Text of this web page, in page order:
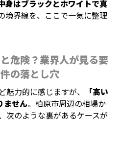
身はブラックとホワイトで真
境界線を、ここで一気に整理
危険？業界人が見る要
の落とし穴
魅力的に感じますが、
「高い
ません。柏原市周辺の相場か
次のような裏があるケースが